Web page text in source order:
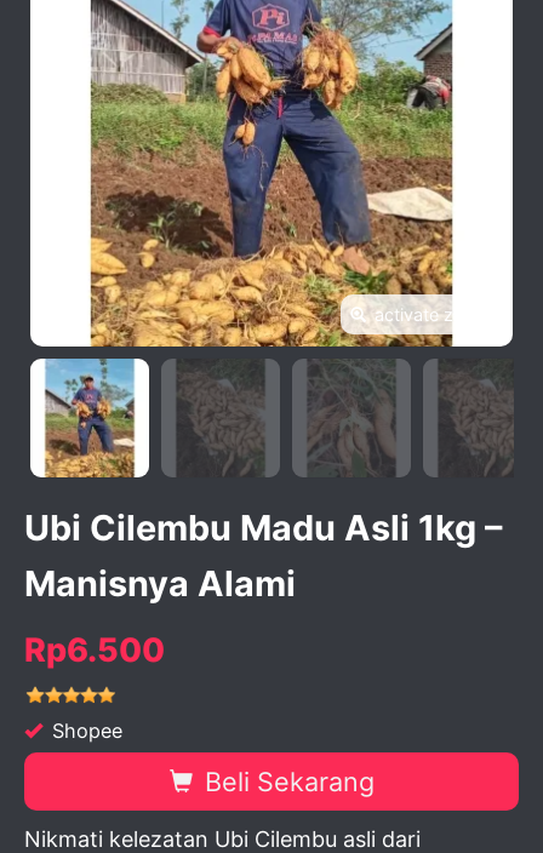
activate zoom
Ubi Cilembu Madu Asli 1kg –
Manisnya Alami
Rp6.500
Shopee
Beli Sekarang
Nikmati kelezatan Ubi Cilembu asli dari